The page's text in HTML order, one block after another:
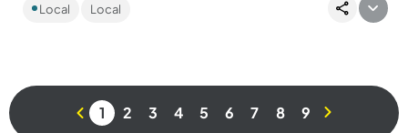
quedó en el tercer lugar; el exministro Juan Carlos Pinzón y
Local Local
1 2 3 4 5 6 7 8 9